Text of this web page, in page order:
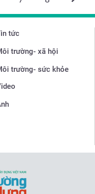
tức
trường- xã hội
trường- sức khỏe